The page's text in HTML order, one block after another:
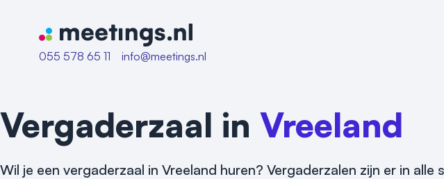
Naar home van Meetings
055 578 65 11
info@meetings.nl
Vergaderzaal in Vreeland
Wil je een vergaderzaal in Vreeland huren? Vergaderzalen zijn er in